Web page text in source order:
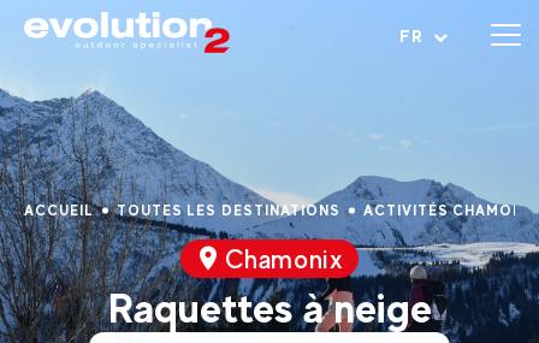
FR
Ouvrir le menu
ACCUEIL TOUTES LES DESTINATIONS ACTIVITÉS CHAMONIX
Chamonix
Raquettes à neige